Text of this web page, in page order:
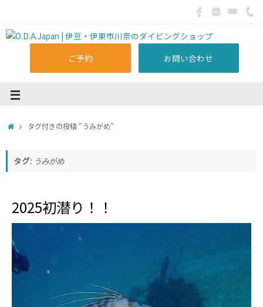
ご予約 お問い合わせ
タグ付きの投稿 "うみがめ"
タグ: うみがめ
2025初潜り！！